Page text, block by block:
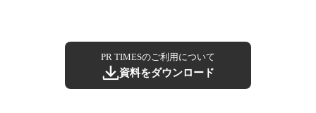
PR TIMESのご利用について
資料をダウンロード